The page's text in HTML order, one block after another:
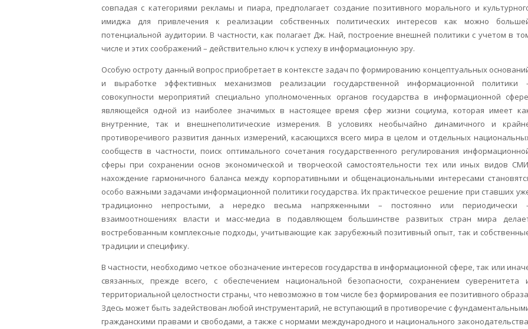
совпадая с категориями рекламы и пиара, предполагает создание позитивного морального и
имиджа для привлечения к реализации собственных политических интересов как можно
потенциальной аудитории. В частности, как полагает Дж. Най, построение внешней политики с учетом в
числе и этих соображений – действительно ключ к успеху в информационную эру.
Особую остроту данный вопрос приобретает в контексте задач по формированию концептуальных
и выработке эффективных механизмов реализации государственной информационной политики
совокупности мероприятий специально уполномоченных органов государства в информационной
являющейся одной из наиболее значимых в настоящее время сфер жизни социума, которая имеет
внутренние, так и внешнеполитические измерения. В условиях необычайно динамичного и
противоречивого развития данных измерений, касающихся всего мира в целом и отдельных
сообществ в частности, поиск оптимального сочетания государственного регулирования
сферы при сохранении основ экономической и творческой самостоятельности тех или иных видов
нахождение гармоничного баланса между корпоративными и общенациональными интересами
особо важными задачами информационной политики государства. Их практическое решение при ставших
традиционно непростыми, а нередко весьма напряженными – постоянно или периодически
взаимоотношениях власти и масс-медиа в подавляющем большинстве развитых стран мира
востребованным комплексные подходы, учитывающие как зарубежный позитивный опыт, так и
традиции и специфику.
В частности, необходимо четкое обозначение интересов государства в информационной сфере, так или
связанных, прежде всего, с обеспечением национальной безопасности, сохранением суверенитета
территориальной целостности страны, что невозможно в том числе без формирования ее позитивного
Здесь может быть задействован любой инструментарий, не вступающий в противоречие с
гражданскими правами и свободами, а также с нормами международного и национального